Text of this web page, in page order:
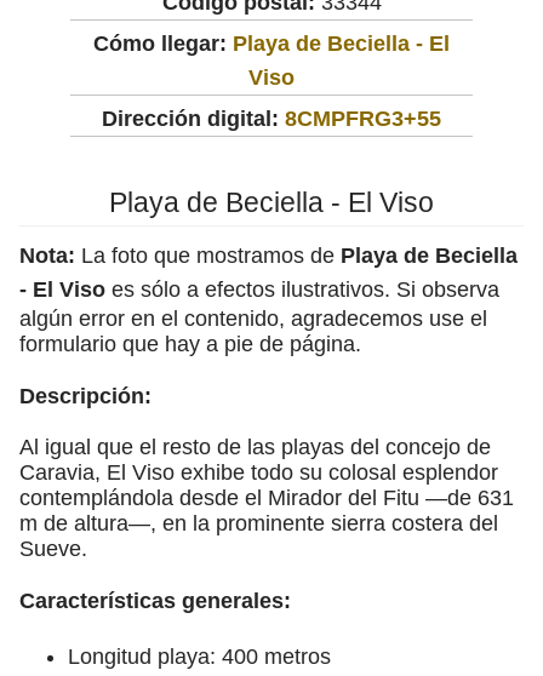
Cómo llegar: Playa de Beciella - El
Viso
Dirección digital: 8CMPFRG3+55
Playa de Beciella - El Viso
Nota: La foto que mostramos de Playa de Beciella
- El Viso es sólo a efectos ilustrativos. Si observa
algún error en el contenido, agradecemos use el
formulario que hay a pie de página.
Descripción:
Al igual que el resto de las playas del concejo de
Caravia, El Viso exhibe todo su colosal esplendor
contemplándola desde el Mirador del Fitu —de 631
m de altura—, en la prominente sierra costera del
Sueve.
Características generales:
Longitud playa: 400 metros